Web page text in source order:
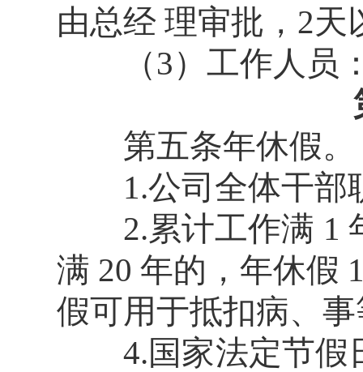
由总经 理审批，2
（3）工作人员：
第五条年休假。
1.公司全体干部
2.累计工作满 1 年
满 20 年的，年休假
假可用于抵扣病、
4.国家法定节假